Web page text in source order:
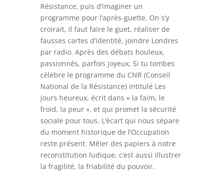
Résistance, puis d’imaginer un
programme pour l’après-guette. On s’y
croirait, il faut faire le guet, réaliser de
fausses cartes d’identité, joindre Londres
par radio. Après des débats houleux,
passionnés, parfois joyeux, Si tu tombes
célèbre le programme du CNR (Conseil
National de la Résistance) intitulé Les
jours heureux, écrit dans « la faim, le
froid, la peur », et qui promet la sécurité
sociale pour tous. L’écart qui nous sépare
du moment historique de l’Occupation
reste présent. Mêler des papiers à notre
reconstitution ludique, c’est aussi illustrer
la fragilité, la friabilité du pouvoir.